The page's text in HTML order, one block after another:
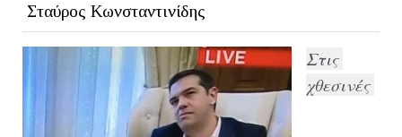
Σταύρος Κωνσταντινίδης
Στις
χθεσινές